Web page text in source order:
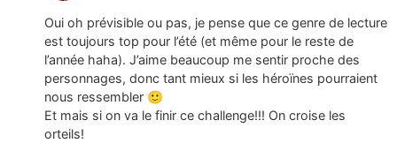
Oui oh prévisible ou pas, je pense que ce genre de lecture
est toujours top pour l’été (et même pour le reste de
l’année haha). J’aime beaucoup me sentir proche des
personnages, donc tant mieux si les héroïnes pourraient
nous ressembler 🙂
Et mais si on va le finir ce challenge!!! On croise les
orteils!